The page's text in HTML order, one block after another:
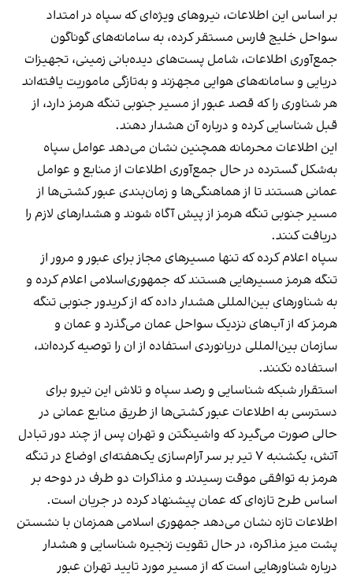
بر اساس این اطلاعات، نیروهای ویژه‌ای که سپاه در امتداد
سواحل خلیج فارس مستقر کرده، به سامانه‌های گوناگون
جمع‌آوری اطلاعات، شامل پست‌های دیده‌بانی زمینی، تجهیزات
دریایی و سامانه‌های هوایی مجهزند و به‌تازگی ماموریت یافته‌اند
هر شناوری را که قصد عبور از مسیر جنوبی تنگه هرمز دارد، از
قبل شناسایی کرده و درباره آن هشدار دهند.
این اطلاعات محرمانه همچنین نشان می‌دهد عوامل سپاه
به‌شکل گسترده در حال جمع‌آوری اطلاعات از منابع و عوامل
عمانی هستند تا از هماهنگی‌ها و زمان‌بندی عبور کشتی‌ها از
مسیر جنوبی تنگه هرمز از پیش آگاه شوند و هشدارهای لازم را
دریافت کنند.
سپاه اعلام کرده که تنها مسیرهای مجاز برای عبور و مرور از
تنگه هرمز مسیرهایی هستند که جمهوری‌اسلامی اعلام کرده و
به شناورهای بین‌المللی هشدار داده که از کریدور جنوبی تنگه
هرمز که از آب‌های نزدیک سواحل عمان می‌گذرد و عمان و
سازمان بین‌المللی دریانوردی استفاده از ان را توصیه کرده‌اند،
استفاده نکنند.
استقرار شبکه شناسایی و رصد سپاه و تلاش این نیرو برای
دسترسی به اطلاعات عبور کشتی‌ها از طریق منابع عمانی در
حالی صورت می‌گیرد که واشینگتن و تهران پس از چند دور تبادل
آتش، یکشنبه ۷ تیر بر سر آرام‌سازی یک‌هفته‌ای اوضاع در تنگه
هرمز به توافقی موقت رسیدند و مذاکرات دو طرف در دوحه بر
اساس طرح تازه‌ای که عمان پیشنهاد کرده در جریان است.
اطلاعات تازه نشان می‌دهد جمهوری اسلامی همزمان با نشستن
پشت میز مذاکره، در حال تقویت زنجیره شناسایی و هشدار
درباره شناورهایی است که از مسیر مورد تایید تهران عبور